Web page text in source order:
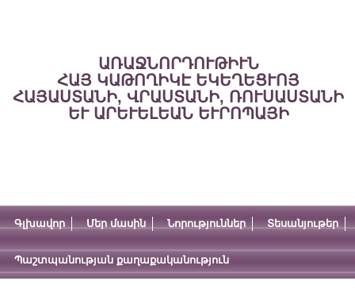
ԱՌԱՋՆՈՐԴՈՒԹԻՒՆ
ՀԱՅ ԿԱԹՈՂԻԿԷ ԵԿԵՂԵՑՒՈՅ
ՀԱՅԱՍՏԱՆԻ, ՎՐԱՍՏԱՆԻ, ՌՈՒՍԱՍՏԱՆԻ
ԵՒ ԱՐԵՒԵԼԵԱՆ ԵՒՐՈՊԱՅԻ
Գլխավոր Մեր մասին Նորություններ Տեսանյութեր
Պաշտպանության քաղաքականություն